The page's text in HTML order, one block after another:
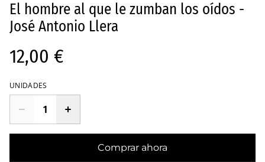
El hombre al que le zumban los oídos -
José Antonio Llera
12,00 €
UNIDADES
Comprar ahora